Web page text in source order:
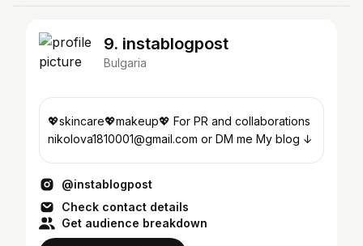
9. instablogpost
Bulgaria
💖skincare💖makeup💖 For PR and collaborations
nikolova1810001@gmail.com or DM me My blog ↓
@instablogpost
Check contact details
Get audience breakdown